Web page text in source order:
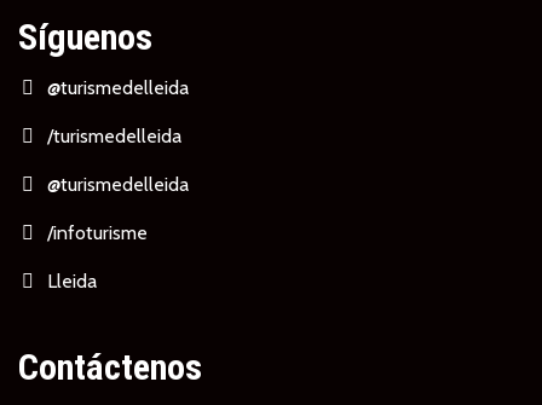
Síguenos
@turismedelleida
/turismedelleida
@turismedelleida
/infoturisme
Lleida
Contáctenos